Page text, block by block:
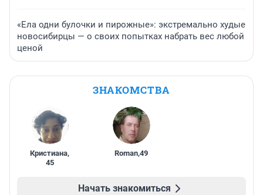
«Ела одни булочки и пирожные»: экстремально худые
новосибирцы — о своих попытках набрать вес любой
ценой
ЗНАКОМСТВА
Кристиана,
45
Roman,49
Начать знакомиться